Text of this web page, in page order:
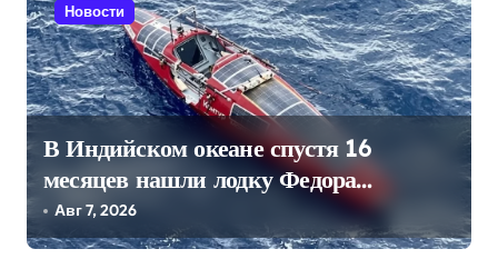
Новости
В Индийском океане спустя 16
месяцев нашли лодку Федора
Конюхова
Авг 7, 2026